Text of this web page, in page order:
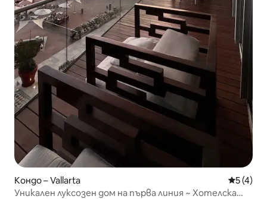
Кондо – Vallarta Средна
5 (4)
Уникален луксозен дом на първа линия ~ Хотелска